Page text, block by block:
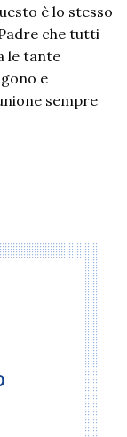
è lo stesso
che tutti
le tante
e
sempre